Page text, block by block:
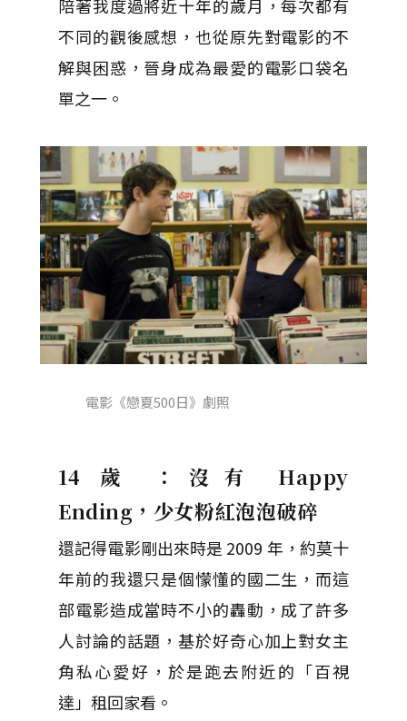
陪著我度過將近十年的歲月，每次都有
不同的觀後感想，也從原先對電影的不
解與困惑，晉身成為最愛的電影口袋名
單之一。
電影《戀夏500日》劇照
14 歲 ：沒有 Happy
Ending，少女粉紅泡泡破碎
還記得電影剛出來時是 2009 年，約莫十
年前的我還只是個懞懂的國二生，而這
部電影造成當時不小的轟動，成了許多
人討論的話題，基於好奇心加上對女主
角私心愛好，於是跑去附近的「百視
達」租回家看。